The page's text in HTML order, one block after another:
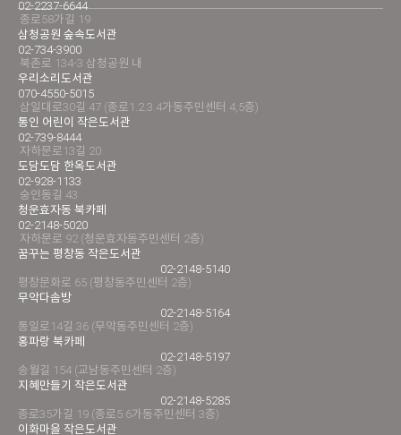
02-2237-6644
종로58가길 19
삼청공원 숲속도서관
02-734-3900
북촌로 134-3 삼청공원 내
우리소리도서관
070-4550-5015
삼일대로30길 47 (종로1.2.3.4가동주민센터 4,5층)
통인 어린이 작은도서관
02-739-8444
자하문로13길 20
도담도담 한옥도서관
02-928-1133
숭인동길 43
청운효자동 북카페
02-2148-5020
자하문로 92 (청운효자동주민센터 2층)
꿈꾸는 평창동 작은도서관
02-2148-5140
평창문화로 65 (평창동주민센터 2층)
무악다솜방
02-2148-5164
통일로14길 36 (무악동주민센터 2층)
홍파랑 북카페
02-2148-5197
송월길 154 (교남동주민센터 2층)
지혜만들기 작은도서관
02-2148-5285
종로35가길 19 (종로5.6가동주민센터 3층)
이화마을 작은도서관